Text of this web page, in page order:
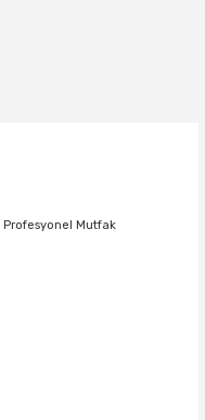
Profesyonel Mutfak